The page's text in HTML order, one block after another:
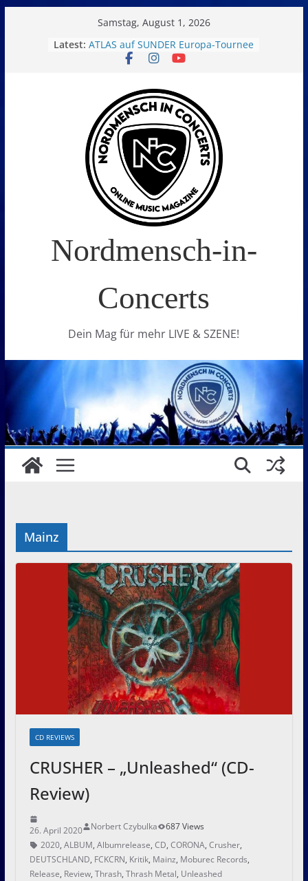
Samstag, August 1, 2026
Latest: ATLAS auf SUNDER Europa-Tournee
Oelde Open Air 2026
Metal und Camping in
Freißenbüttel (Ausverkauft!)
FEED THE SICKNESS im Interview
I Prevail – Violent Nature Europe
Tour
Nordmensch-in-
Concerts
Dein Mag für mehr LIVE & SZENE!
Mainz
CD REVIEWS
CRUSHER – „Unleashed“ (CD-
Review)
26. April 2020 Norbert Czybulka
687 Views
2020, ALBUM, Albumrelease, CD, CORONA, Crusher,
DEUTSCHLAND, FCKCRN, Kritik, Mainz, Moburec Records,
Release, Review, Thrash, Thrash Metal, Unleashed